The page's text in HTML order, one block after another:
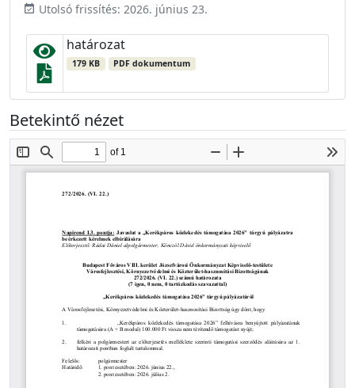
event_available Utolsó frissítés: 2026. június 23.
határozat
179 KB PDF dokumentum
Betekintő nézet